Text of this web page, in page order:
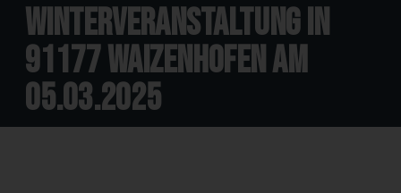
Winterveranstaltung in
91177 Waizenhofen am
05.03.2025